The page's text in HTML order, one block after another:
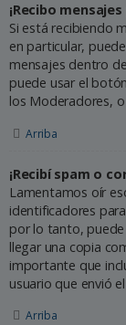
¡Recibo
Si está recibiendo
en particular,
mensajes dentro
puede usar el
los Moderadores,
Arriba
¡Recibí spam o
Lamentamos oír
identificadores
por lo tanto,
llegar una copia
importante que
usuario que envió
Arriba